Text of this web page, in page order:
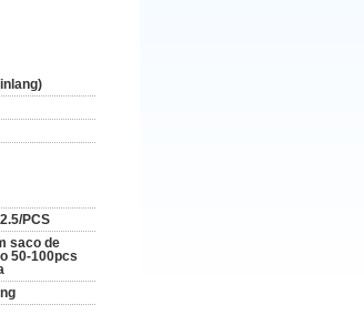
PCS
saco de
50-100pcs